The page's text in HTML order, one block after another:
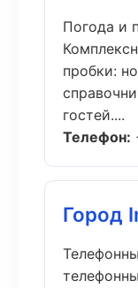
Погода и
пробки:
гостей....
Телефон:
Город